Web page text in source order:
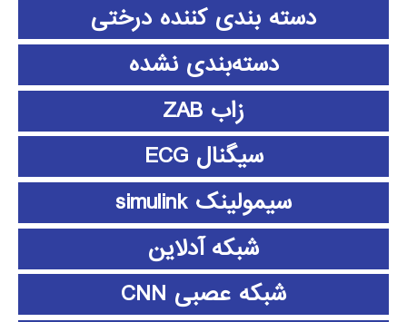
دسته بندی کننده درختی
دسته‌بندی نشده
زاب ZAB
سیگنال ECG
سیمولینک simulink
شبکه آدلاین
شبکه عصبی CNN